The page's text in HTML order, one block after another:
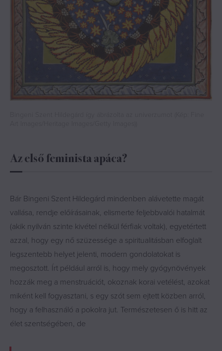
Az első feminista apáca?
Bár Bingeni Szent Hildegárd mindenben alávetette magát
vallása, rendje előírásainak, elismerte feljebbvalói hatalmát
(akik nyilván szinte kivétel nélkül férfiak voltak), egyetértett
azzal, hogy egy nő szüzessége a spiritualitásban elfoglalt
legszentebb helyet jelenti, modern gondolatokat is
megosztott. Írt például arról is, hogy mely gyógynövények
hozzák meg a menstruációt, okoznak korai vetélést, azokat
miként kell fogyasztani, s egy szót sem ejtett közben arról,
hogy a felhasználó a pokolra jut. Természetesen ő is hitt az
élet szentségében, de